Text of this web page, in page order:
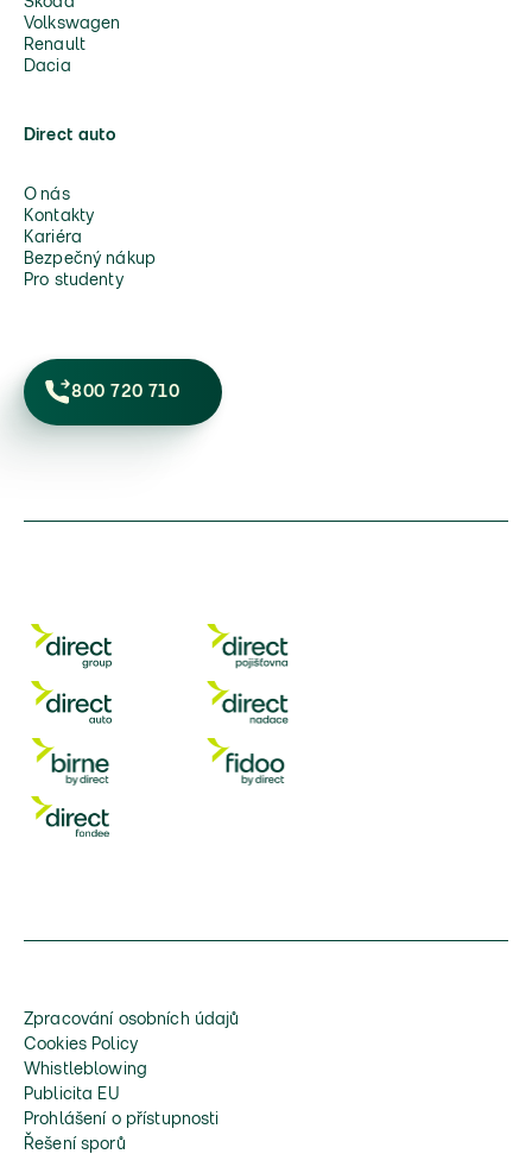
Volkswagen
Renault
Dacia
Direct auto
O nás
Kontakty
Kariéra
Bezpečný nákup
Pro studenty
800 720 710
Zpracování osobních údajů
Cookies Policy
Whistleblowing
Publicita EU
Prohlášení o přístupnosti
Řešení sporů